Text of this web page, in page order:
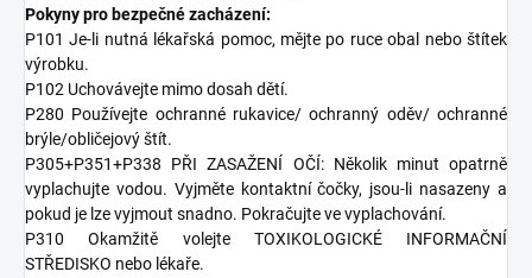
Pokyny pro bezpečné zacházení:
P101 Je-li nutná lékařská pomoc, mějte po ruce obal nebo štítek
výrobku.
P102 Uchovávejte mimo dosah dětí.
P280 Používejte ochranné rukavice/ ochranný oděv/ ochranné
brýle/obličejový štít.
P305+P351+P338 PŘI ZASAŽENÍ OČÍ: Několik minut opatrně
vyplachujte vodou. Vyjměte kontaktní čočky, jsou-li nasazeny a
pokud je lze vyjmout snadno. Pokračujte ve vyplachování.
P310 Okamžitě volejte TOXIKOLOGICKÉ INFORMAČNÍ
STŘEDISKO nebo lékaře.